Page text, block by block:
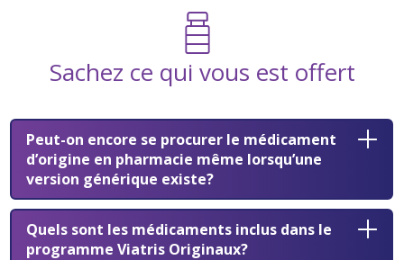
Sachez ce qui vous est offert
Peut-on encore se procurer le médicament
d’origine en pharmacie même lorsqu’une
version générique existe?
Quels sont les médicaments inclus dans le
programme Viatris Originaux?